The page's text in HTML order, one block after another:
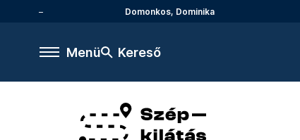
Domonkos, Dominika
Menü Kereső